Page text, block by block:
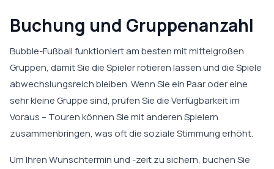
Buchung und Gruppenanzahl
Bubble-Fußball funktioniert am besten mit mittelgroßen
Gruppen, damit Sie die Spieler rotieren lassen und die Spiele
abwechslungsreich bleiben. Wenn Sie ein Paar oder eine
sehr kleine Gruppe sind, prüfen Sie die Verfügbarkeit im
Voraus – Touren können Sie mit anderen Spielern
zusammenbringen, was oft die soziale Stimmung erhöht.
Um Ihren Wunschtermin und -zeit zu sichern, buchen Sie